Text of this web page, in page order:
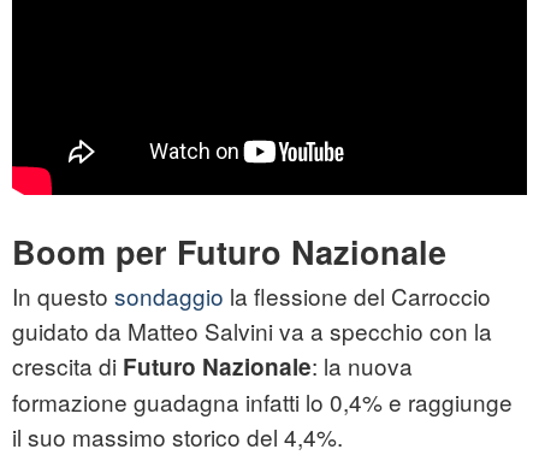
Boom per Futuro Nazionale
In questo sondaggio la flessione del Carroccio
guidato da Matteo Salvini va a specchio con la
crescita di Futuro Nazionale: la nuova
formazione guadagna infatti lo 0,4% e raggiunge
il suo massimo storico del 4,4%.